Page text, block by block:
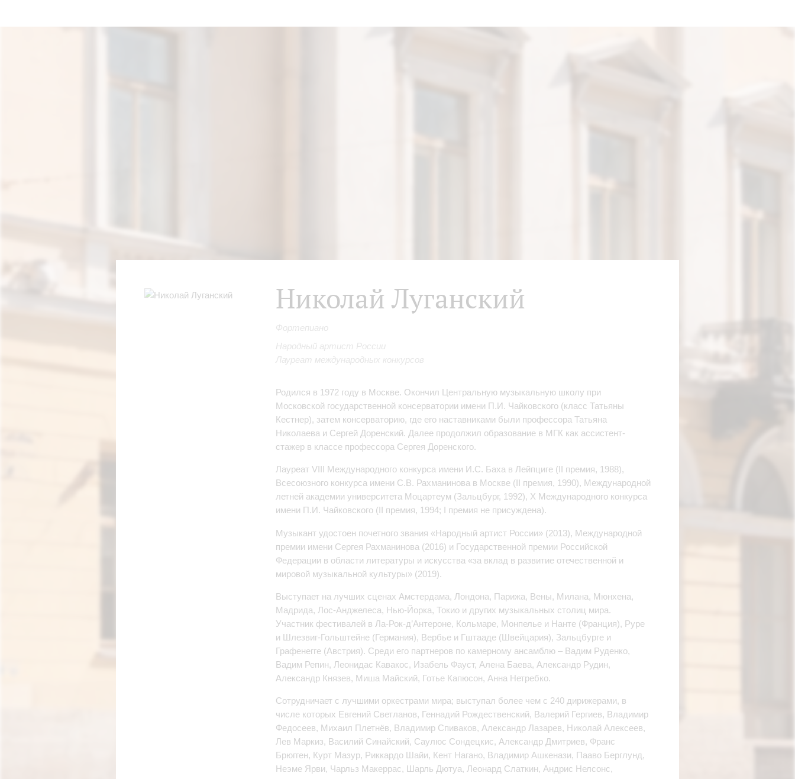
Николай Луганский
Фортепиано
Народный артист России
Лауреат международных конкурсов
Родился в 1972 году в Москве. Окончил Центральную музыкальную школу при
Московской государственной консерватории имени П.И. Чайковского (класс Татьяны
Кестнер), затем консерваторию, где его наставниками были профессора Татьяна
Николаева и Сергей Доренский. Далее продолжил образование в МГК как ассистент-
стажер в классе профессора Сергея Доренского.
Лауреат VIII Международного конкурса имени И.С. Баха в Лейпциге (II премия, 1988),
Всесоюзного конкурса имени С.В. Рахманинова в Москве (II премия, 1990), Международной
летней академии университета Моцартеум (Зальцбург, 1992), Х Международного конкурса
имени П.И. Чайковского (II премия, 1994; I премия не присуждена).
Музыкант удостоен почетного звания «Народный артист России» (2013), Международной
премии имени Сергея Рахманинова (2016) и Государственной премии Российской
Федерации в области литературы и искусства «за вклад в развитие отечественной и
мировой музыкальной культуры» (2019).
Выступает на лучших сценах Амстердама, Лондона, Парижа, Вены, Милана, Мюнхена,
Мадрида, Лос-Анджелеса, Нью-Йорка, Токио и других музыкальных столиц мира.
Участник фестивалей в Ла-Рок-д’Антероне, Кольмаре, Монпелье и Нанте (Франция), Руре
и Шлезвиг-Гольштейне (Германия), Вербье и Гштааде (Швейцария), Зальцбурге и
Графенегге (Австрия). Среди его партнеров по камерному ансамблю – Вадим Руденко,
Вадим Репин, Леонидас Кавакос, Изабель Фауст, Алена Баева, Александр Рудин,
Александр Князев, Миша Майский, Готье Капюсон, Анна Нетребко.
Сотрудничает с лучшими оркестрами мира; выступал более чем с 240 дирижерами, в
числе которых Евгений Светланов, Геннадий Рождественский, Валерий Гергиев, Владимир
Федосеев, Михаил Плетнёв, Владимир Спиваков, Александр Лазарев, Николай Алексеев,
Лев Маркиз, Василий Синайский, Саулюс Сондецкис, Александр Дмитриев, Франс
Брюгген, Курт Мазур, Риккардо Шайи, Кент Нагано, Владимир Ашкенази, Пааво Берглунд,
Неэме Ярви, Чарльз Макеррас, Шарль Дютуа, Леонард Слаткин, Андрис Нелсонс,